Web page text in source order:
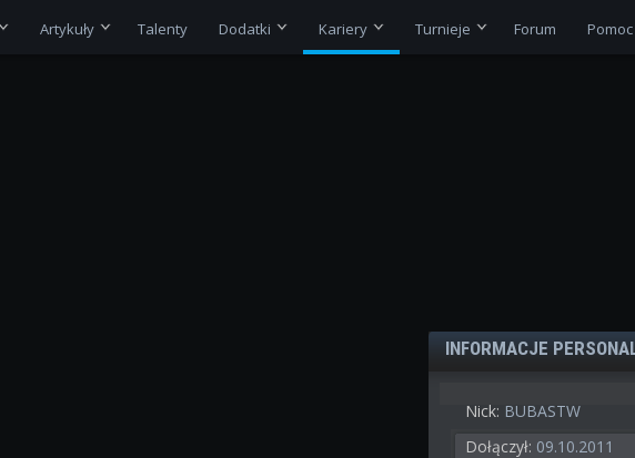
Artykuły Talenty Dodatki Kariery Turnieje Forum Pomoc
INFORMACJE
Nick: BUBASTW
Dołączył: 09.10.2011